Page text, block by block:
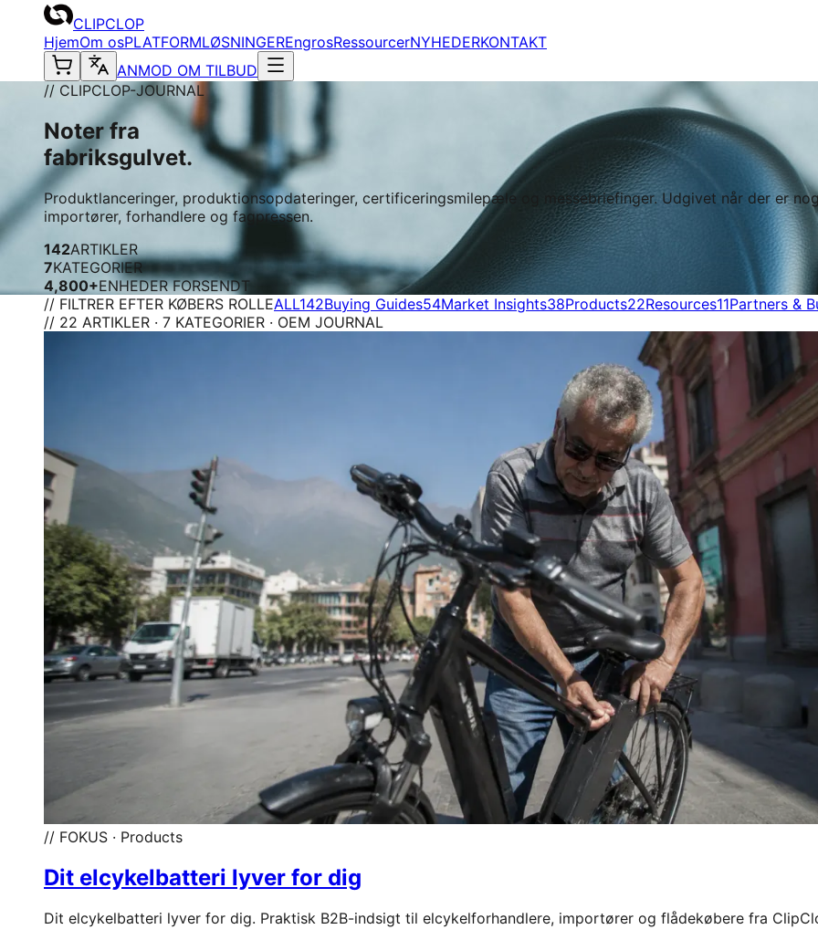
CLIPCLOP
HjemOm osPLATFORMLØSNINGEREngrosRessourcerNYHEDERKONTAKT
ANMOD OM TILBUD
// CLIPCLOP-JOURNAL
Noter fra
fabriksgulvet.
Produktlanceringer, produktionsopdateringer, certificeringsmilepæle og messebriefinger. Udgivet når der er
importører, forhandlere og fagpressen.
142ARTIKLER
7KATEGORIER
4,800+ENHEDER FORSENDT
// FILTRER EFTER KØBERS ROLLEALL142Buying Guides54Market Insights38Products22Resources11Partners &
// 22 ARTIKLER · 7 KATEGORIER · OEM JOURNAL
// FOKUS · Products
Dit elcykelbatteri lyver for dig
Dit elcykelbatteri lyver for dig. Praktisk B2B-indsigt til elcykelforhandlere, importører og flådekøbere fra